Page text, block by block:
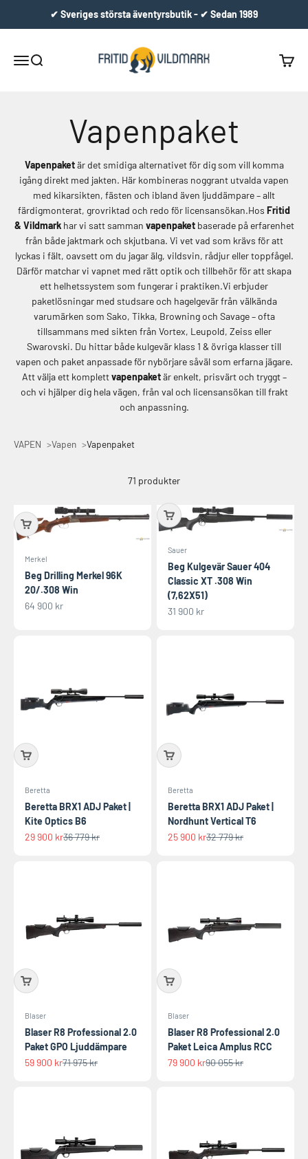
✔ Sveriges största äventyrsbutik - ✔ Sedan 1989
MenySök
Fritid & Vildmark
Vapenpaket
Vapenpaketär det smidiga alternativet för dig som vill komma
igång direkt med jakten. Här kombineras noggrant utvalda vapen
med kikarsikten, fästen och ibland även ljuddämpare – allt
färdigmonterat, grovriktad och redo för licensansökan.Hos Fritid
& Vildmarkhar vi satt samman vapenpaketbaserade på erfarenhet
från både jaktmark och skjutbana. Vi vet vad som krävs för att
lyckas i fält, oavsett om du jagar älg, vildsvin, rådjur eller toppfågel.
Därför matchar vi vapnet med rätt optik och tillbehör för att skapa
ett helhetssystem som fungerar i praktiken.Vi erbjuder
paketlösningar med studsare och hagelgevär från välkända
varumärken som Sako, Tikka, Browning och Savage – ofta
tillsammans med sikten från Vortex, Leupold, Zeiss eller
Swarovski. Du hittar både kulgevär klass 1 & övriga klasser till
vapen och paket anpassade för nybörjare såväl som erfarna jägare.
Att välja ett komplettvapenpaketär enkelt, prisvärt och tryggt –
och vi hjälper dig hela vägen, från val och licensansökan till frakt
och anpassning.
VAPEN Vapen Vapenpaket
71 produkter
Merkel
Beg Drilling Merkel 96K
20/.308 Win
REA-pris
64 900 kr
Sauer
Beg Kulgevär Sauer 404
Classic XT .308 Win
(7,62X51)
REA-pris
31 900 kr
Beretta
Beretta BRX1 ADJ Paket |
Kite Optics B6
REA-pris
29 900 krPris
36 779 kr
Beretta
Beretta BRX1 ADJ Paket |
Nordhunt Vertical T6
REA-pris
25 900 krPris
32 779 kr
Blaser
Blaser R8 Professional 2.0
Paket GPO Ljuddämpare
REA-pris
59 900 krPris
71 975 kr
Blaser
Blaser R8 Professional 2.0
Paket Leica Amplus RCC
REA-pris
79 900 krPris
90 055 kr